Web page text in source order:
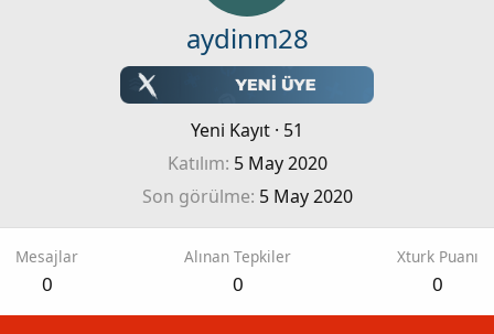
aydinm28
Yeni Kayıt · 51
Katılım 5 May 2020
Son görülme 5 May 2020
Mesajlar
0
Alınan Tepkiler
0
Xturk Puanı
0